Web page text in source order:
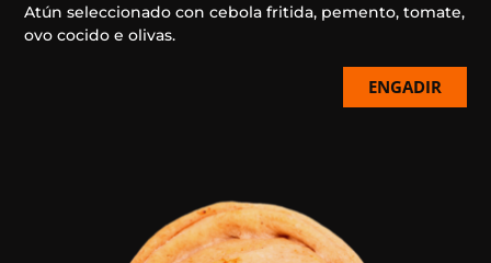
Atún seleccionado con cebola fritida, pemento, tomate,
ovo cocido e olivas.
ENGADIR